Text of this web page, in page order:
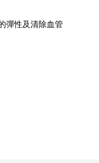
彈性及清除血管